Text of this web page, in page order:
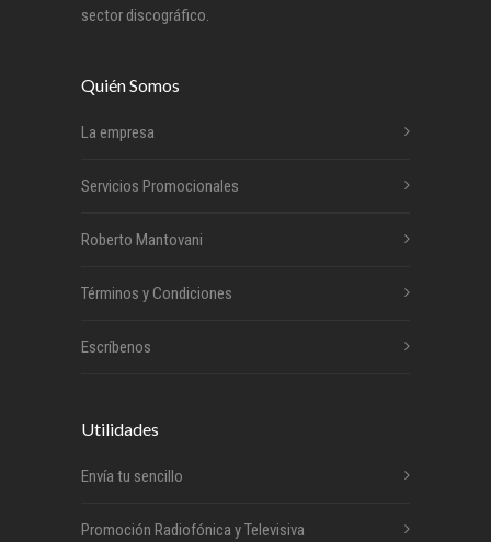
sector discográfico.
Quién Somos
La empresa
Servicios Promocionales
Roberto Mantovani
Términos y Condiciones
Escríbenos
Utilidades
Envía tu sencillo
Promoción Radiofónica y Televisiva